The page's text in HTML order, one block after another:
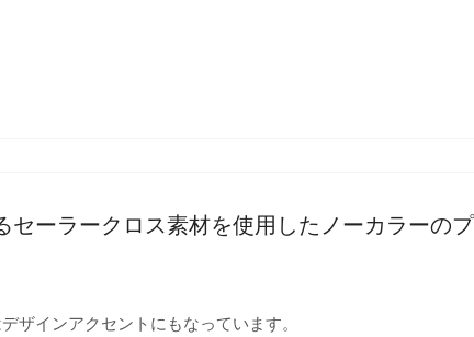
セーラークロス素材を使用したノーカラーの
ザインアクセントにもなっています。